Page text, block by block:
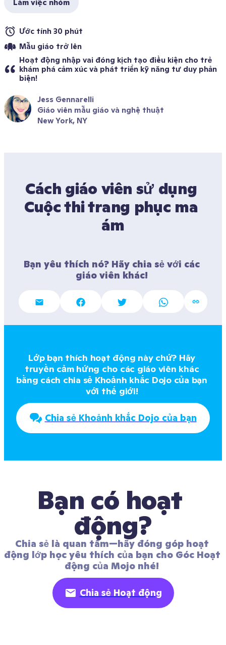
Làm việc nhóm
Ước tính 30 phút
Mẫu giáo trở lên
Hoạt động nhập vai đóng kịch tạo điều kiện cho trẻ
khám phá cảm xúc và phát triển kỹ năng tư duy phản
biện!
Jess Gennarelli
Giáo viên mẫu giáo và nghệ thuật
New York, NY
Cách giáo viên sử dụng
Cuộc thi trang phục ma
ám
Bạn yêu thích nó? Hãy chia sẻ với các
giáo viên khác!
Lớp bạn thích hoạt động này chứ? Hãy
truyền cảm hứng cho các giáo viên khác
bằng cách chia sẻ Khoảnh khắc Dojo của bạn
với thế giới!
Chia sẻ Khoảnh khắc Dojo của bạn
Bạn có hoạt
động?
Chia sẻ là quan tâm—hãy đóng góp hoạt
động lớp học yêu thích của bạn cho Góc Hoạt
động của Mojo nhé!
Chia sẻ Hoạt động